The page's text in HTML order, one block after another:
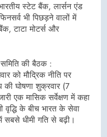
स्टेट बैंक, लार्सन एंड
भी पिछड़ने वालों में
टाटा मोटर्स और
समिति की बैठक :
को मौद्रिक नीति पर
की घोषणा शुक्रवार (7
एक मासिक सर्वेक्षण में कहा
वृद्धि के बीच भारत के सेवा
सबसे धीमी गति से बढ़ी।